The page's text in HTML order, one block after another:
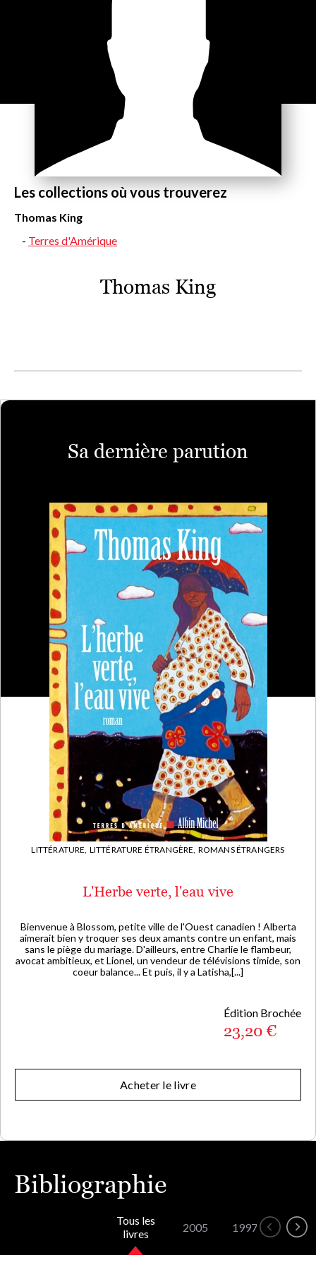
Les collections où vous trouverez
Thomas King
Terres d'Amérique
Thomas King
Sa dernière parution
LITTÉRATURE, LITTÉRATURE ÉTRANGÈRE, ROMANS ÉTRANGERS
L'Herbe verte, l'eau vive
Bienvenue à Blossom, petite ville de l'Ouest canadien ! Alberta
aimerait bien y troquer ses deux amants contre un enfant, mais
sans le piège du mariage. D'ailleurs, entre Charlie le flambeur,
avocat ambitieux, et Lionel, un vendeur de télévisions timide, son
coeur balance... Et puis, il y a Latisha,[...]
Édition Brochée
23,20 €
Acheter le livre
Bibliographie
Tous les
livres
2005 1997